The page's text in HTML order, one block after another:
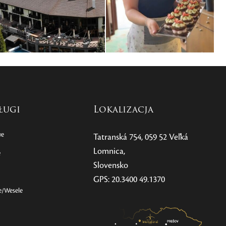
Wesele
Lokalizacja
Tatranská 754, 059 52 Veľká
Lomnica,
Slovensko
GPS: 20.3400 49.1370